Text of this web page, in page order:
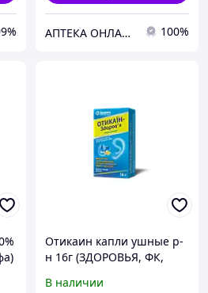
АПТЕКА ОНЛАЙН ТЕХМЕДСЕРВІС 100%
Отикаин капли ушные р-
н 16г (ЗДОРОВЬЯ, ФК,
В наличии